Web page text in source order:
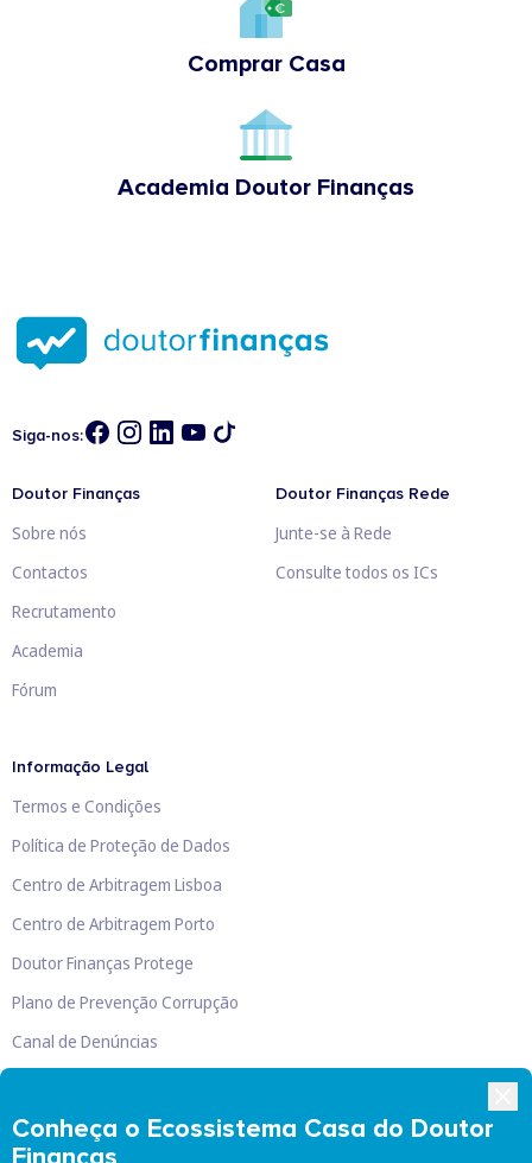
Comprar Casa
Academia Doutor Finanças
Conheça o Ecossistema Casa do Doutor
Siga-nos:
Doutor Finanças
Sobre nós
Contactos
Recrutamento
Academia
Fórum
Doutor Finanças Rede
Junte-se à Rede
Consulte todos os ICs
Informação Legal
Termos e Condições
Política de Proteção de Dados
Centro de Arbitragem Lisboa
Centro de Arbitragem Porto
Doutor Finanças Protege
Plano de Prevenção Corrupção
Canal de Denúncias